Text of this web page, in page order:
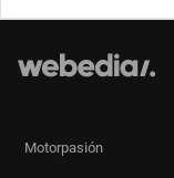
Motorpasión